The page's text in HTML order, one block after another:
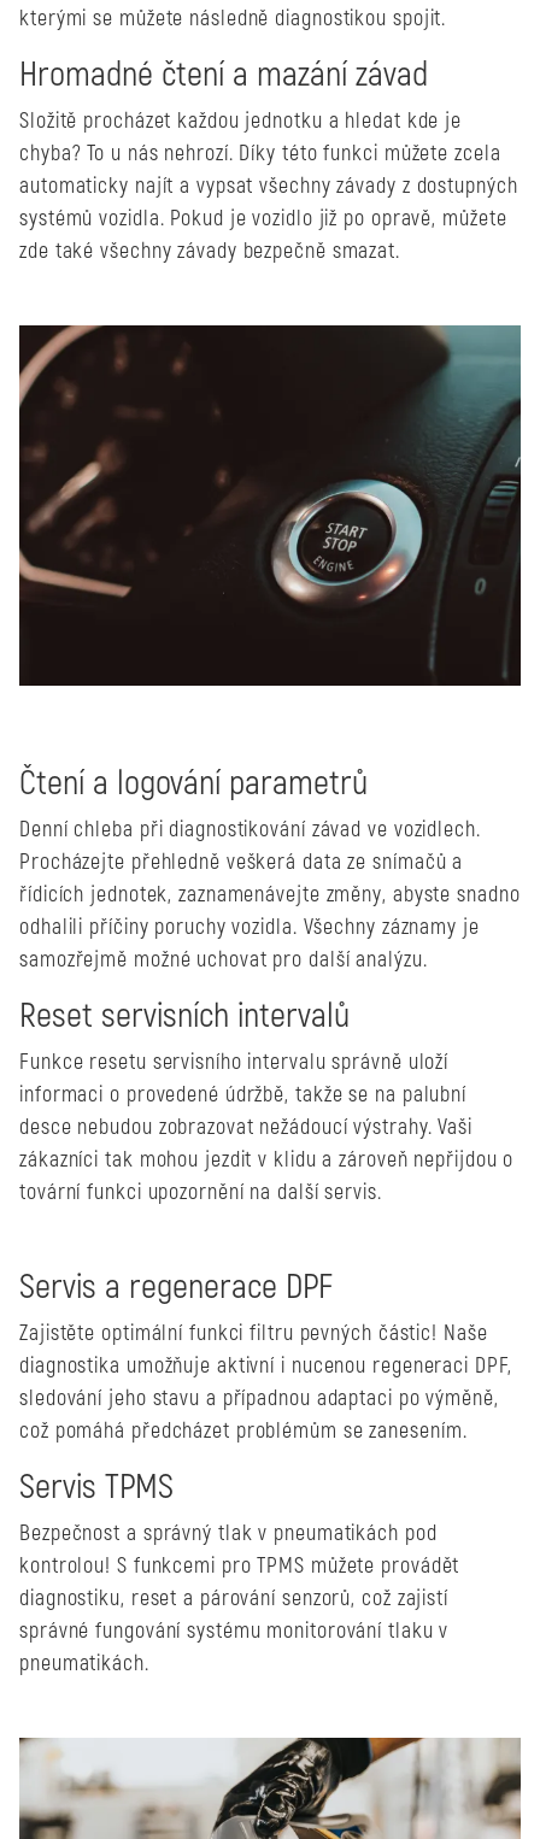
kterými se můžete následně diagnostikou spojit.
Hromadné čtení a mazání závad
Složitě procházet každou jednotku a hledat kde je
chyba? To u nás nehrozí. Díky této funkci můžete zcela
automaticky najít a vypsat všechny závady z dostupných
systémů vozidla. Pokud je vozidlo již po opravě, můžete
zde také všechny závady bezpečně smazat.
Čtení a logování parametrů
Denní chleba při diagnostikování závad ve vozidlech.
Procházejte přehledně veškerá data ze snímačů a
řídicích jednotek, zaznamenávejte změny, abyste snadno
odhalili příčiny poruchy vozidla. Všechny záznamy je
samozřejmě možné uchovat pro další analýzu.
Reset servisních intervalů
Funkce resetu servisního intervalu správně uloží
informaci o provedené údržbě, takže se na palubní
desce nebudou zobrazovat nežádoucí výstrahy. Vaši
zákazníci tak mohou jezdit v klidu a zároveň nepřijdou o
tovární funkci upozornění na další servis.
Servis a regenerace DPF
Zajistěte optimální funkci filtru pevných částic! Naše
diagnostika umožňuje aktivní i nucenou regeneraci DPF,
sledování jeho stavu a případnou adaptaci po výměně,
což pomáhá předcházet problémům se zanesením.
Servis TPMS
Bezpečnost a správný tlak v pneumatikách pod
kontrolou! S funkcemi pro TPMS můžete provádět
diagnostiku, reset a párování senzorů, což zajistí
správné fungování systému monitorování tlaku v
pneumatikách.